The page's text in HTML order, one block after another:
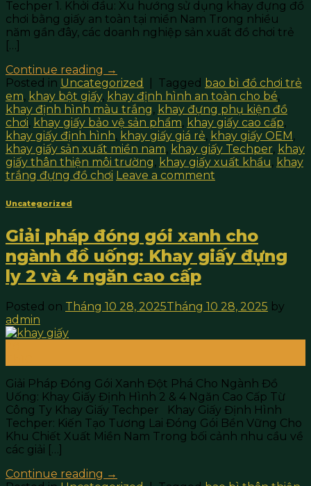
Techper 1. Khởi đầu: Xu hướng sử dụng khay đựng đồ
chơi bằng giấy an toàn tại miền Nam Trong nhiều
năm gần đây, các doanh nghiệp sản xuất đồ chơi trẻ
[…]
Continue reading →
Posted in Uncategorized Tagged bao bì đồ chơi trẻ
em, khay bột giấy, khay định hình an toàn cho bé,
khay định hình màu trắng, khay đựng phụ kiện đồ
chơi, khay giấy bảo vệ sản phẩm, khay giấy cao cấp,
khay giấy định hình, khay giấy giá rẻ, khay giấy OEM,
khay giấy sản xuất miền nam, khay giấy Techper, khay
giấy thân thiện môi trường, khay giấy xuất khẩu, khay
trắng đựng đồ chơi Leave a comment
Uncategorized
Giải pháp đóng gói xanh cho
ngành đồ uống: Khay giấy đựng
ly 2 và 4 ngăn cao cấp
Posted on Tháng 10 28, 2025Tháng 10 28, 2025 by
admin
Giải Pháp Đóng Gói Xanh Đột Phá Cho Ngành Đồ
Uống: Khay Giấy Định Hình 2 & 4 Ngăn Cao Cấp Từ
Công Ty Khay Giấy Techper Khay Giấy Định Hình
Techper: Kiến Tạo Tương Lai Đóng Gói Bền Vững Cho
Khu Chiết Xuất Miền Nam Trong bối cảnh nhu cầu về
các giải […]
Continue reading →